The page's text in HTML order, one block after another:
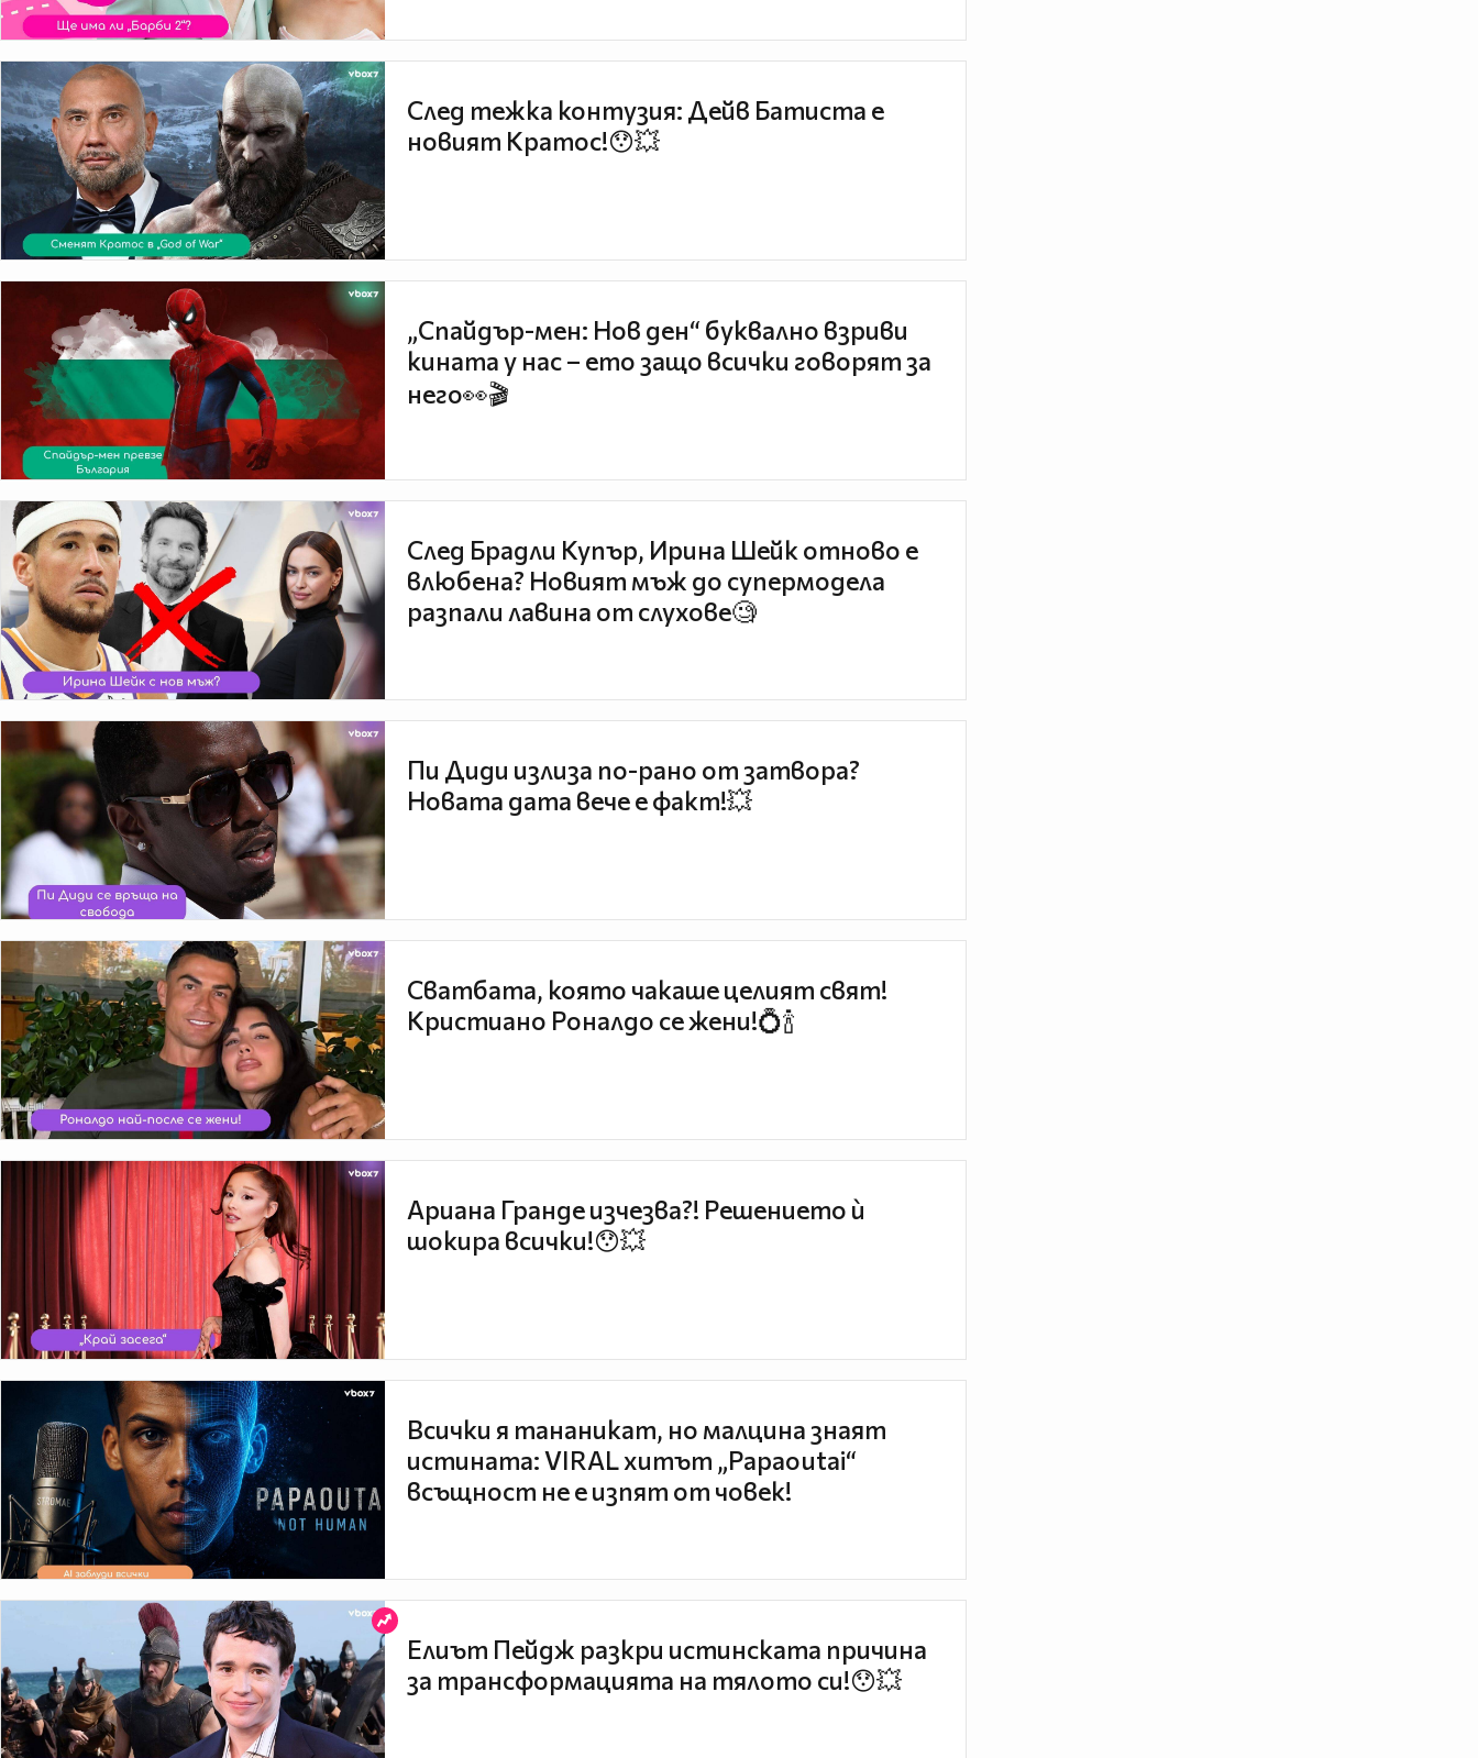
След тежка контузия: Дейв Батиста е
новият Кратос!😯💥
„Спайдър-мен: Нов ден“ буквално взриви
кината у нас – ето защо всички говорят за
него👀🎬
След Брадли Купър, Ирина Шейк отново е
влюбена? Новият мъж до супермодела
разпали лавина от слухове🧐
Пи Диди излиза по-рано от затвора?
Новата дата вече е факт!💥
Сватбата, която чакаше целият свят!
Кристиано Роналдо се жени!💍🍾
Ариана Гранде изчезва?! Решението ѝ
шокира всички!😯💥
Всички я тананикат, но малцина знаят
истината: VIRAL хитът „Papaoutai“
всъщност не е изпят от човек!
Елиът Пейдж разкри истинската причина
за трансформацията на тялото си!😯💥